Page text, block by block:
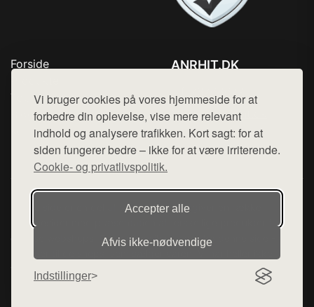
Vi bruger cookies på vores hjemmeside for at
forbedre din oplevelse, vise mere relevant
indhold og analysere trafikken. Kort sagt: for at
siden fungerer bedre – ikke for at være irriterende.
Cookie- og privatlivspolitik.
Accepter alle
Afvis ikke‑nødvendige
Indstillinger
Forside
Top Rabatter
Blog
Kontakt
ANRHIT.DK
Mail: hej@want.dk
Cookie- og privatlivspolitik
Denne side er en del af want.dk, der udgiver en række
hjemmesider med præsentation af forskellige produkter fra
diverse webshops. Der sælges ikke varer fra denne side - vi
henviser til de shops, som sælger varen. Vi har heller ikke
varerne på lager.